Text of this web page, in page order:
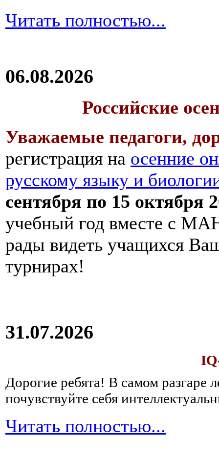
Читать полностью...
06.08.2026
Российские
Уважаемые педагоги,
регистрация на осенние
русскому языку и
сентября по 15 октября
учебный год вместе с
рады видеть учащихся
турнирах!
31.07.2026
Дорогие ребята! В самом разгаре
почувствуйте себя
Читать полностью...